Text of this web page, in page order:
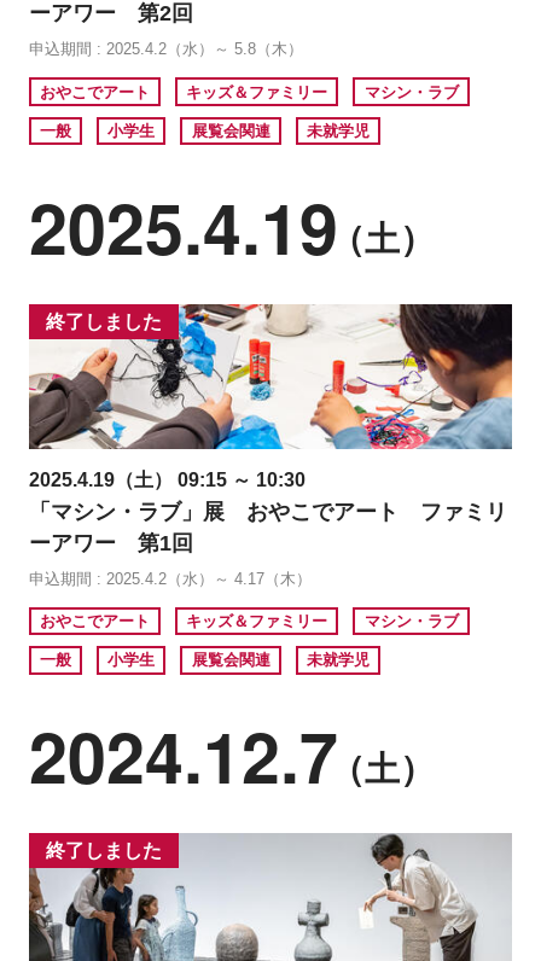
ーアワー 第2回
申込期間 : 2025.4.2（水）～ 5.8（木）
おやこでアート キッズ＆ファミリー マシン・ラブ
一般 小学生 展覧会関連 未就学児
2025.4.19（土）
終了しました
2025.4.19（土） 09:15 ～ 10:30
「マシン・ラブ」展 おやこでアート ファミリ
ーアワー 第1回
申込期間 : 2025.4.2（水）～ 4.17（木）
おやこでアート キッズ＆ファミリー マシン・ラブ
一般 小学生 展覧会関連 未就学児
2024.12.7（土）
終了しました